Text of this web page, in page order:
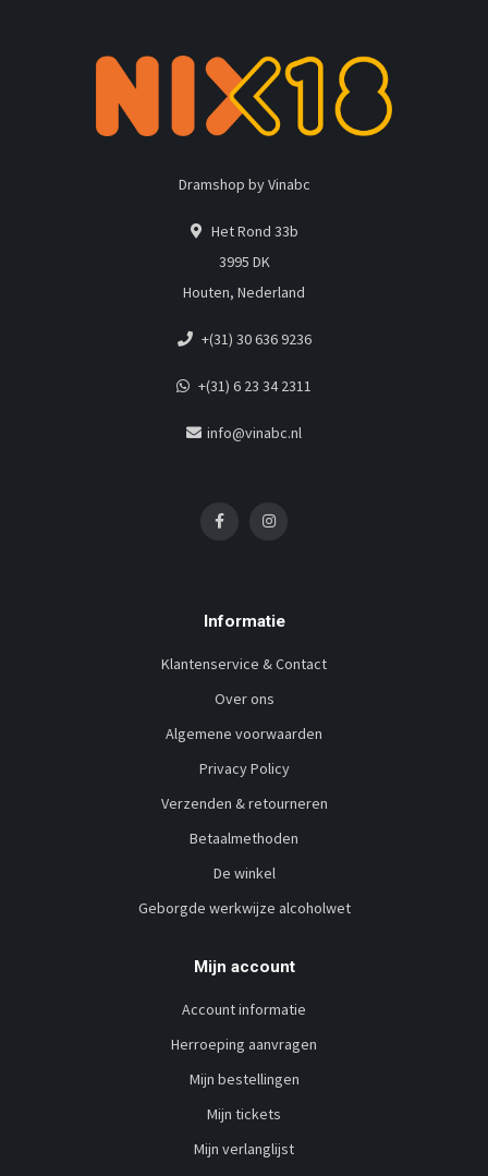
Dramshop by Vinabc
Het Rond 33b
3995 DK
Houten, Nederland
+(31) 30 636 9236
+(31) 6 23 34 2311
info@vinabc.nl
Informatie
Klantenservice & Contact
Over ons
Algemene voorwaarden
Privacy Policy
Verzenden & retourneren
Betaalmethoden
De winkel
Geborgde werkwijze alcoholwet
Mijn account
Account informatie
Herroeping aanvragen
Mijn bestellingen
Mijn tickets
Mijn verlanglijst